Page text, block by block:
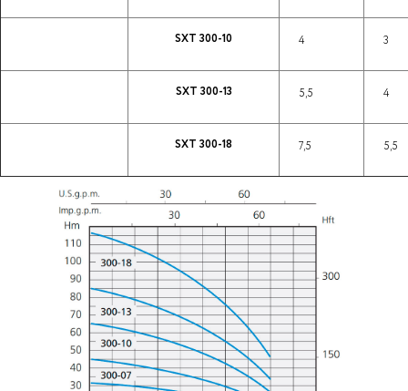
SXT 300-10 4 3
SXT 300-13 5,5 4
SXT 300-18 7,5 5,5